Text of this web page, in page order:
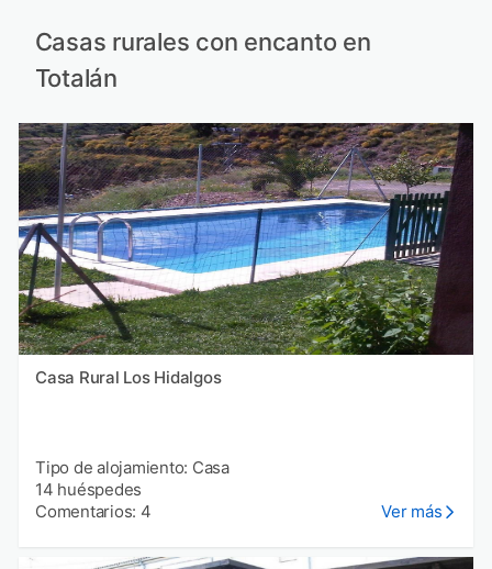
Casas rurales con encanto en
Totalán
Casa Rural Los Hidalgos
Tipo de alojamiento: Casa
14 huéspedes
Comentarios: 4
Ver más